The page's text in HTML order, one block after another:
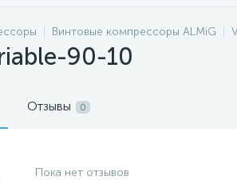
Винтовые компрессоры ALMiG
90-10
Отзывы 0
Пока нет отзывов